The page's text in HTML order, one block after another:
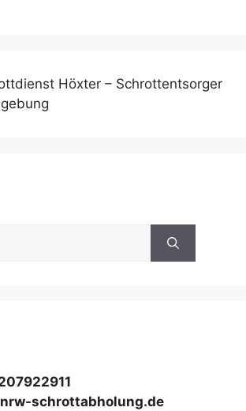
Höxter – Schrottentsorger
schrottabholung.de